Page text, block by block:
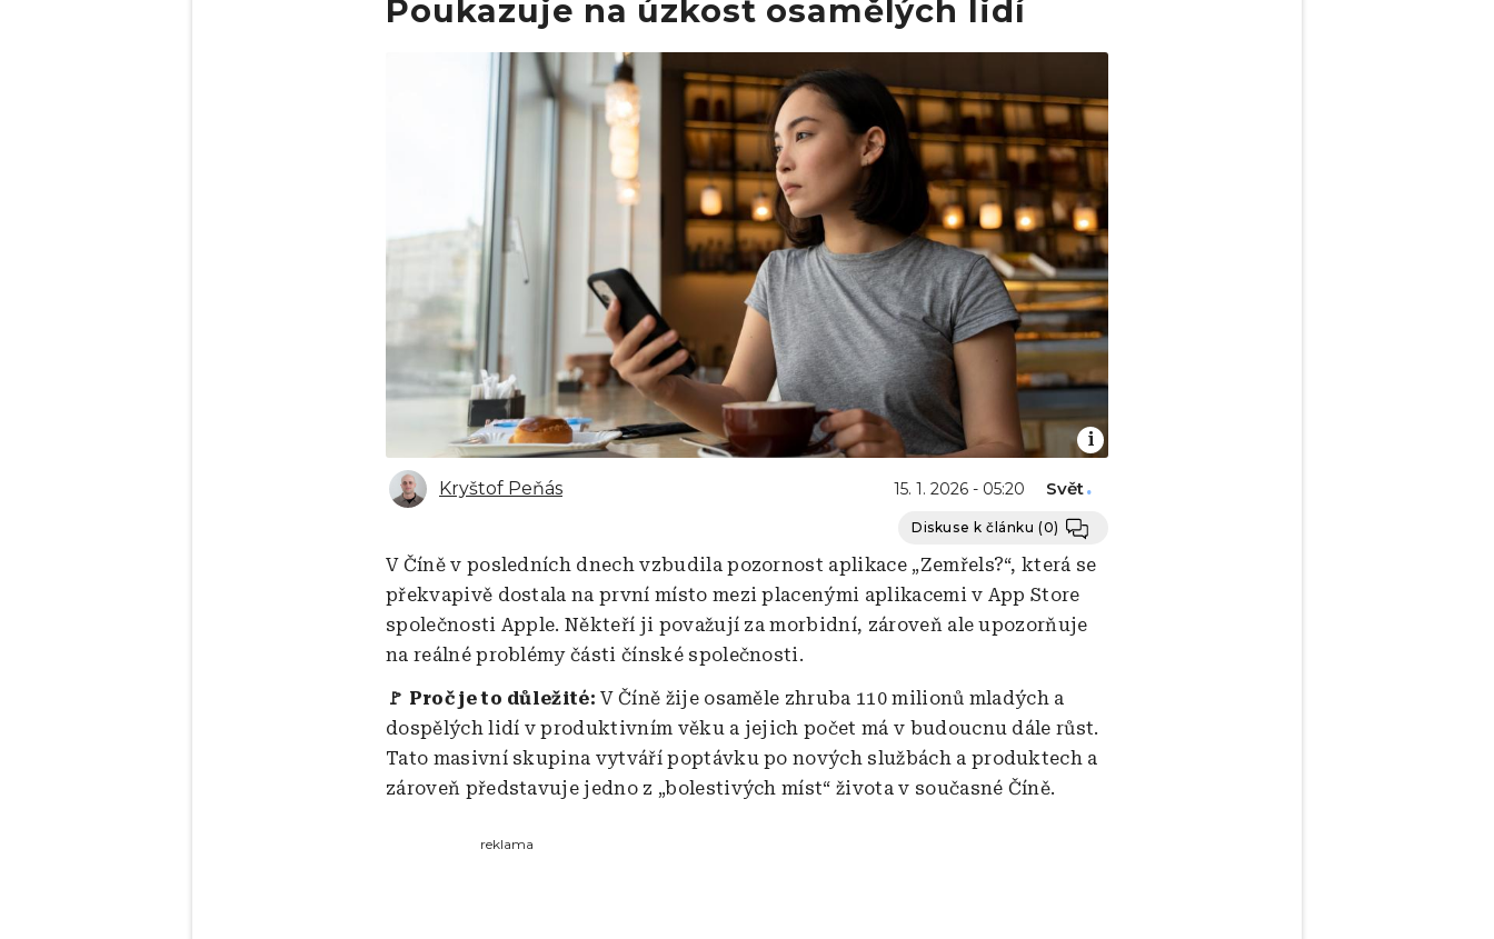
Poukazuje na úzkost osamělých lidí
Kryštof Peňás 15. 1. 2026 - 05:20 Svět
Diskuse k článku(0)
V Číně v posledních dnech vzbudila pozornost aplikace „Zemřels?“, která se
překvapivě dostala na první místo mezi placenými aplikacemi v App Store
společnosti Apple. Někteří ji považují za morbidní, zároveň ale upozorňuje
na reálné problémy části čínské společnosti.
🚩 Proč je to důležité:V Číně žije osaměle zhruba 110 milionů mladých a
dospělých lidí v produktivním věku a jejich počet má v budoucnu dále růst.
Tato masivní skupina vytváří poptávku po nových službách a produktech a
zároveň představuje jedno z „bolestivých míst“ života v současné Číně.
reklama